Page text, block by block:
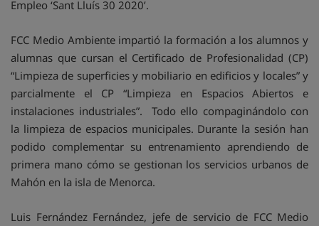
Empleo ‘Sant Lluís 30 2020’.
FCC Medio Ambiente impartió la formación a los alumnos y
alumnas que cursan el Certificado de Profesionalidad (CP)
“Limpieza de superficies y mobiliario en edificios y locales” y
parcialmente el CP “Limpieza en Espacios Abiertos e
instalaciones industriales”. Todo ello compaginándolo con
la limpieza de espacios municipales. Durante la sesión han
podido complementar su entrenamiento aprendiendo de
primera mano cómo se gestionan los servicios urbanos de
Mahón en la isla de Menorca.
Luis Fernández Fernández, jefe de servicio de FCC Medio